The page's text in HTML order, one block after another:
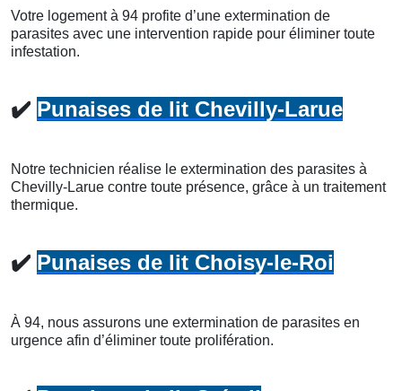
Votre logement à 94 profite d’une extermination de
parasites avec une intervention rapide pour éliminer toute
infestation.
✔️ Punaises de lit Chevilly-Larue
Notre technicien réalise le extermination des parasites à
Chevilly-Larue contre toute présence, grâce à un traitement
thermique.
✔️ Punaises de lit Choisy-le-Roi
À 94, nous assurons une extermination de parasites en
urgence afin d’éliminer toute prolifération.